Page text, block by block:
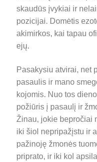
skaudūs įvykiai ir
pozicijai. Domėtis
akimirkos, kai tapau
ejų.
Pasakysiu atvirai, net
pasaulis ir mano
kojomis. Nuo tos
požiūris į pasaulį ir
Žinau, jokie bepročiai
iki šiol nepripažįstu ir
pažinoję žmonės
priprato, ir iki kol